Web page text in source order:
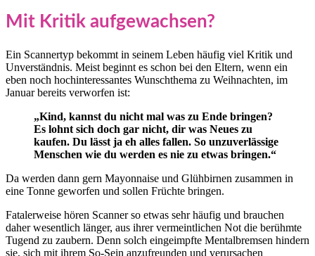
Mit Kritik aufgewachsen?
Ein Scannertyp bekommt in seinem Leben häufig viel Kritik und
Unverständnis. Meist beginnt es schon bei den Eltern, wenn ein
eben noch hochinteressantes Wunschthema zu Weihnachten, im
Januar bereits verworfen ist:
„Kind, kannst du nicht mal was zu Ende bringen?
Es lohnt sich doch gar nicht, dir was Neues zu
kaufen. Du lässt ja eh alles fallen. So unzuverlässige
Menschen wie du werden es nie zu etwas bringen.“
Da werden dann gern Mayonnaise und Glühbirnen zusammen in
eine Tonne geworfen und sollen Früchte bringen.
Fatalerweise hören Scanner so etwas sehr häufig und brauchen
daher wesentlich länger, aus ihrer vermeintlichen Not die berühmte
Tugend zu zaubern. Denn solch eingeimpfte Mentalbremsen hindern
sie, sich mit ihrem So-Sein anzufreunden und verursachen